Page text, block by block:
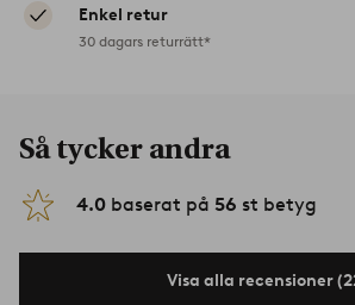
Enkel retur
30 dagars returrätt*
Så tycker andra
4.0 baserat på 56 st betyg
Visa alla recensioner